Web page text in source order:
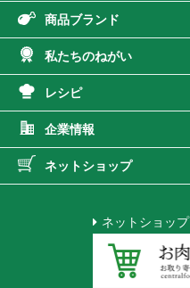
商品ブランド
私たちのねがい
レシピ
企業情報
ネットショップ
ネットショップ